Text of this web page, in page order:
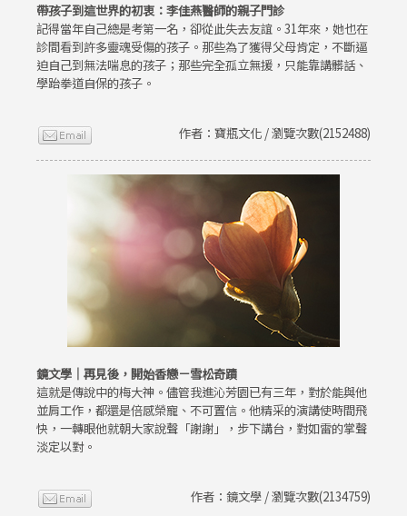
帶孩子到這世界的初衷：李佳燕醫師的親子門診
記得當年自己總是考第一名，卻從此失去友誼。31年來，她也在
診間看到許多靈魂受傷的孩子。那些為了獲得父母肯定，不斷逼
迫自己到無法喘息的孩子；那些完全孤立無援，只能靠講髒話、
學跆拳道自保的孩子。
作者：寶瓶文化 / 瀏覽次數(2152488)
鏡文學｜再見後，開始香戀－雪松奇蹟
這就是傳說中的梅大神。儘管我進沁芳園已有三年，對於能與他
並肩工作，都還是倍感榮寵、不可置信。他精采的演講使時間飛
快，一轉眼他就朝大家說聲「謝謝」，步下講台，對如雷的掌聲
淡定以對。
作者：鏡文學 / 瀏覽次數(2134759)